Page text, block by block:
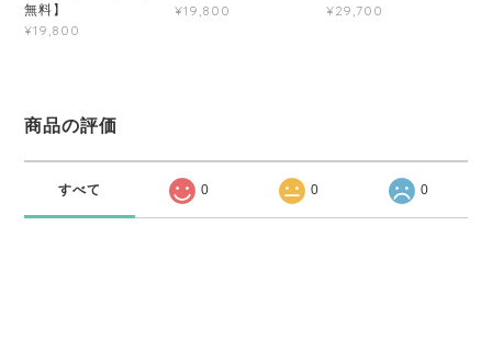
無料】
¥19,800
¥19,800
¥29,700
商品の評価
すべて 0 0 0